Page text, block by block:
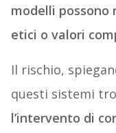
modelli possono
etici o valori
Il rischio,
questi sistemi
l’intervento di